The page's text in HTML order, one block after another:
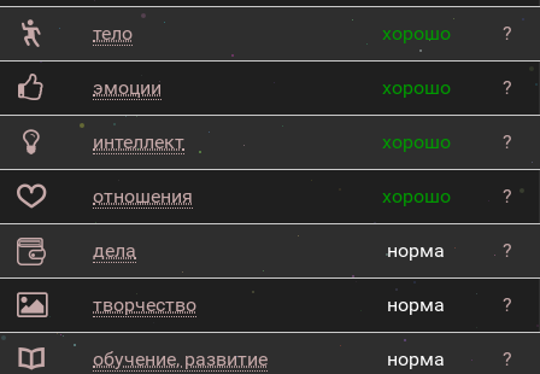
тело хорошо ?
эмоции хорошо ?
интеллект хорошо ?
отношения хорошо ?
дела норма ?
творчество норма ?
обучение, развитие норма ?